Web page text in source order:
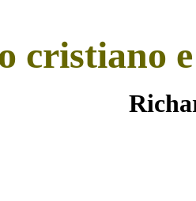
cristiano